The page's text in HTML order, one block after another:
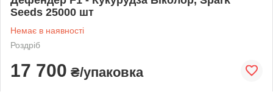
Seeds 25000 шт
Немає в наявності
Роздріб
17 700 ₴/упаковка